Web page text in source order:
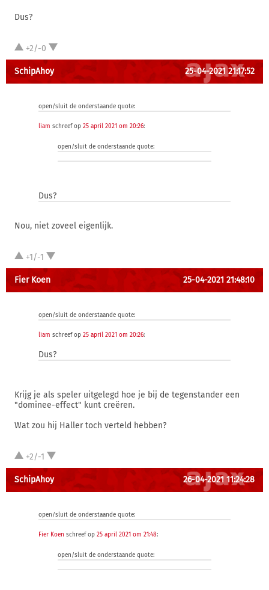
Dus?
+2/-0
SchipAhoy 25-04-2021 21:17:52
open/sluit de onderstaande quote:
liam schreef op 25 april 2021 om 20:26:
open/sluit de onderstaande quote:
Dus?
Nou, niet zoveel eigenlijk.
+1/-1
Fier Koen 25-04-2021 21:48:10
open/sluit de onderstaande quote:
liam schreef op 25 april 2021 om 20:26:
Dus?
Krijg je als speler uitgelegd hoe je bij de tegenstander een
"dominee-effect" kunt creëren.
Wat zou hij Haller toch verteld hebben?
+2/-1
SchipAhoy 26-04-2021 11:24:28
open/sluit de onderstaande quote:
Fier Koen schreef op 25 april 2021 om 21:48:
open/sluit de onderstaande quote: